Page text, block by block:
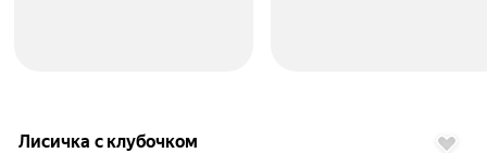
Лисичка с клубочком